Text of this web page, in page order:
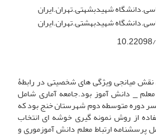
شهیدبشهتی.تهران.ایران
شهیدبهشتی.تهران.ایران
میانجی ویژگی های شخصیتی در رابطۀ
معلم _ دانش آموز بود.جامعه آماری شامل
دوره متوسطه دوم شهرستان خنج بود که
نفر با استفاده از روش نمونه گیری خوشه ای انتخاب
ارتباط معلم دانش آموزموری و